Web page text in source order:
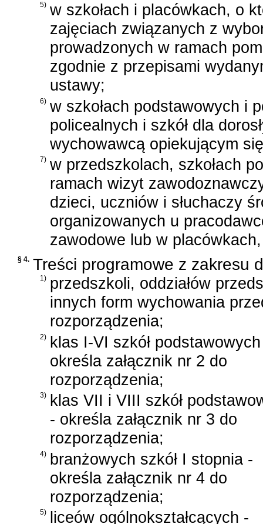
5) w szkołach i placówkach, o
zajęciach związanych z
prowadzonych w ramach
zgodnie z przepisami
ustawy;
6) w szkołach podstawowych i
policealnych i szkół dla
wychowawcą opiekującym
7) w przedszkolach, szkołach
ramach wizyt
dzieci, uczniów i słuchaczy
organizowanych u
zawodowe lub w
§ 4. Treści programowe z zakresu
1) przedszkoli, oddziałów
innych form wychowania
rozporządzenia;
2) klas I-VI szkół
określa załącznik nr 2 do
rozporządzenia;
3) klas VII i VIII szkół
- określa załącznik nr 3 do
rozporządzenia;
4) branżowych szkół I stopnia -
określa załącznik nr 4 do
rozporządzenia;
5) liceów ogólnokształcących -